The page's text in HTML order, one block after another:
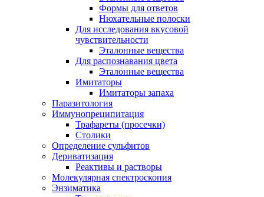
Формы для ответов
Нюхательные полоски
Для исследования вкусовой
чувствительности
Эталонные вещества
Для распознавания цвета
Эталонные вещества
Имитаторы
Имитаторы запаха
Паразитология
Иммунопреципитация
Трафареты (просечки)
Столики
Определение сульфитов
Дериватизация
Реактивы и растворы
Молекулярная спектроскопия
Энзиматика